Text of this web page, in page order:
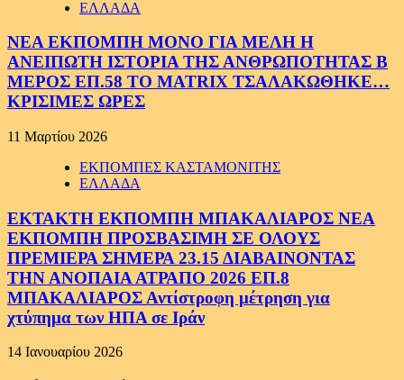
ΕΛΛΑΔΑ
ΝΕΑ ΕΚΠΟΜΠΗ ΜΟΝΟ ΓΙΑ ΜΕΛΗ Η
ΑΝΕΙΠΩΤΗ ΙΣΤΟΡΙΑ ΤΗΣ ΑΝΘΡΩΠΟΤΗΤΑΣ Β
ΜΕΡΟΣ ΕΠ.58 ΤΟ MATRIX ΤΣΑΛΑΚΩΘΗΚΕ…
ΚΡΙΣΙΜΕΣ ΩΡΕΣ
11 Μαρτίου 2026
ΕΚΠΟΜΠΕΣ ΚΑΣΤΑΜΟΝΙΤΗΣ
ΕΛΛΑΔΑ
ΕΚΤΑΚΤΗ ΕΚΠΟΜΠΗ ΜΠΑΚΑΛΙΑΡΟΣ ΝΕΑ
ΕΚΠΟΜΠΗ ΠΡΟΣΒΑΣΙΜΗ ΣΕ ΟΛΟΥΣ
ΠΡΕΜΙΕΡΑ ΣΗΜΕΡΑ 23.15 ΔΙΑΒΑΙΝΟΝΤΑΣ
ΤΗΝ ΑΝΟΠΑΙΑ ΑΤΡΑΠΟ 2026 ΕΠ.8
ΜΠΑΚΑΛΙΑΡΟΣ Αντίστροφη μέτρηση για
χτύπημα των ΗΠΑ σε Ιράν
14 Ιανουαρίου 2026